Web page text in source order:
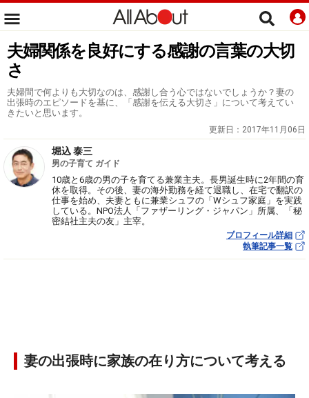
夫婦関係を良好にする感謝の言葉の大切
さ
夫婦間で何よりも大切なのは、感謝し合う心ではないでしょうか？妻の
出張時のエピソードを基に、「感謝を伝える大切さ」について考えてい
きたいと思います。
更新日： 2017年11月06日
堀込 泰三
男の子育て ガイド
10歳と6歳の男の子を育てる兼業主夫。長男誕生時に2年間の育
休を取得。その後、妻の海外勤務を経て退職し、在宅で翻訳の
仕事を始め、夫妻ともに兼業シュフの「Wシュフ家庭」を実践
している。NPO法人「ファザーリング・ジャパン」所属、「秘
密結社主夫の友」主宰。
プロフィール詳細
執筆記事一覧
妻の出張時に家族の在り方について考える